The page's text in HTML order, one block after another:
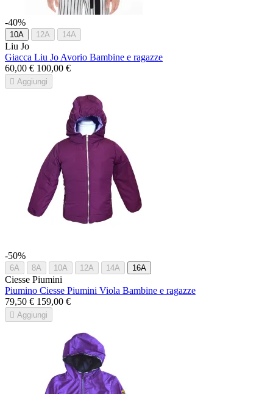
-40%
10A 12A 14A
Liu Jo
Giacca Liu Jo Avorio Bambine e ragazze
60,00 € 100,00 €
 Aggiungi
-50%
6A 8A 10A 12A 14A 16A
Ciesse Piumini
Piumino Ciesse Piumini Viola Bambine e ragazze
79,50 € 159,00 €
 Aggiungi